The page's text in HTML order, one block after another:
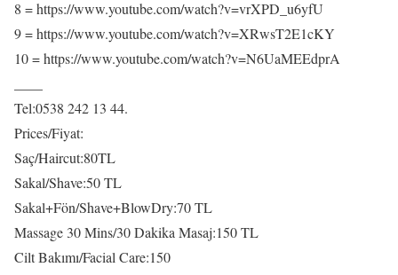
8 = https://www.youtube.com/watch?v=vrXPD_u6yfU
9 = https://www.youtube.com/watch?v=XRwsT2E1cKY
10 = https://www.youtube.com/watch?v=N6UaMEEdprA
Tel:0538 242 13 44.
Prices/Fiyat:
Saç/Haircut:80TL
Sakal/Shave:50 TL
Sakal+Fön/Shave+BlowDry:70 TL
Massage 30 Mins/30 Dakika Masaj:150 TL
Cilt Bakımı/Facial Care:150